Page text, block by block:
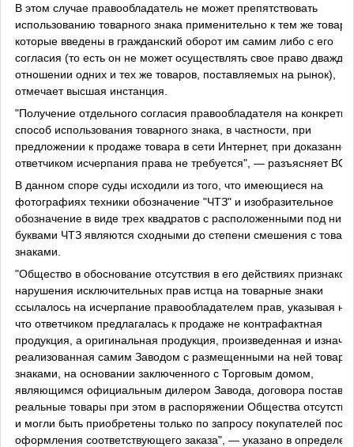
В этом случае правообладатель не может препятствовать
использованию товарного знака применительно к тем же
которые введены в гражданский оборот им самим либо с его
согласия (то есть он не может осуществлять свое право дважды
отношении одних и тех же товаров, поставляемых на рынок),
отмечает высшая инстанция.
"Получение отдельного согласия правообладателя на
способ использования товарного знака, в частности, при
предложении к продаже товара в сети Интернет, при
ответчиком исчерпания права не требуется", — разъясняет ВС.
В данном споре суды исходили из того, что имеющиеся на
фотографиях техники обозначение "ЧТЗ" и изобразительное
обозначение в виде трех квадратов с расположенными под
буквами ЧТЗ являются сходными до степени смешения с
знаками.
"Общество в обоснование отсутствия в его действиях признаков
нарушения исключительных прав истца на товарные знаки
ссылалось на исчерпание правообладателем прав, указывая на
что ответчиком предлагалась к продаже не контрафактная
продукция, а оригинальная продукция, произведенная и
реализованная самим Заводом с размещенными на ней
знаками, на основании заключенного с Торговым домом,
являющимся официальным дилером Завода, договора
реальные товары при этом в распоряжении Общества
и могли быть приобретены только по запросу покупателей
оформления соответствующего заказа", — указано в